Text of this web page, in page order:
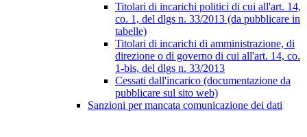
Titolari di incarichi politici di cui all'art. 14,
co. 1, del dlgs n. 33/2013 (da pubblicare in
tabelle)
Titolari di incarichi di amministrazione, di
direzione o di governo di cui all'art. 14, co.
1-bis, del dlgs n. 33/2013
Cessati dall'incarico (documentazione da
pubblicare sul sito web)
Sanzioni per mancata comunicazione dei dati